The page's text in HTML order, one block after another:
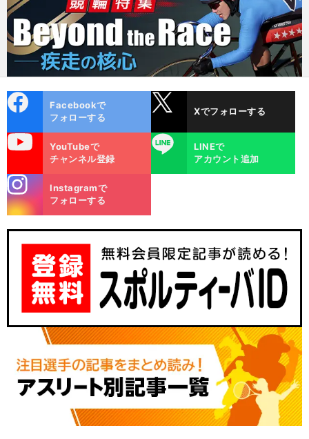
ok
Facebookで
フォローする
Xでフォローする
YouTubeで
チャンネル登録
LINE
LINEで
アカウント追加
m
Instagramで
フォローする